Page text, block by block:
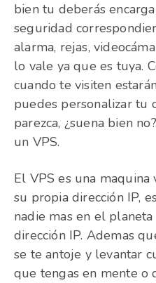
bien tu deberás
seguridad
alarma, rejas,
lo vale ya que es tuya.
cuando te visiten
puedes personalizar tu
parezca, ¿suena bien
un VPS.
El VPS es una
su propia dirección IP,
nadie mas en el
dirección IP. Ademas
se te antoje y levantar
que tengas en mente o